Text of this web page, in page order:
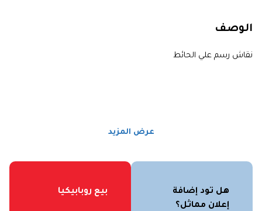
الوصف
نقاش رسم علي الحائط
عرض المزيد
هل تود إضافة
إعلان مماثل؟
بيع روبابيكيا